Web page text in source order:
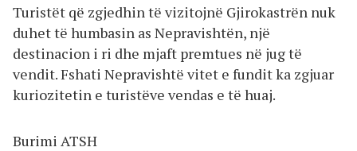
Turistët që zgjedhin të vizitojnë Gjirokastrën nuk
duhet të humbasin as Nepravishtën, një
destinacion i ri dhe mjaft premtues në jug të
vendit. Fshati Nepravishtë vitet e fundit ka zgjuar
kuriozitetin e turistëve vendas e të huaj.
Burimi ATSH